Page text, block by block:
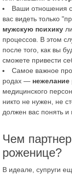
Ваши отношения
вас видеть только
мужскую психику
процессов. В этом
после того, как вы
сможете привести
Самое важное
родах —
медицинского
никто не нужен, не
должен вас понять и
Чем
роженице?
В идеале, супруги